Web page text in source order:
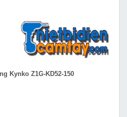
Kynko Z1G-KD52-150